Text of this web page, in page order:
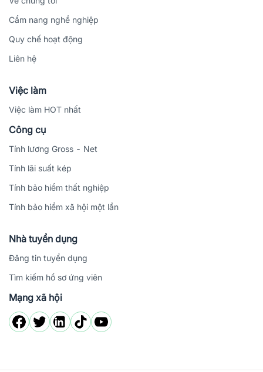
Cẩm nang nghề nghiệp
Quy chế hoạt động
Liên hệ
Việc làm
Việc làm HOT nhất
Công cụ
Tính lương Gross - Net
Tính lãi suất kép
Tính bảo hiểm thất nghiệp
Tính bảo hiểm xã hội một lần
Nhà tuyển dụng
Đăng tin tuyển dụng
Tìm kiếm hồ sơ ứng viên
Mạng xã hội